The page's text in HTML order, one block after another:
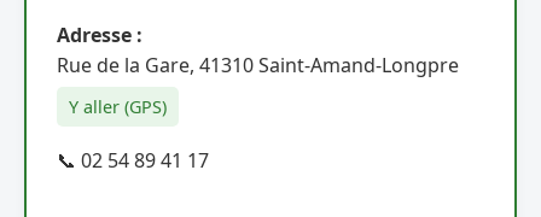
Adresse :
Rue de la Gare, 41310 Saint-Amand-Longpre
Y aller (GPS)
📞 02 54 89 41 17